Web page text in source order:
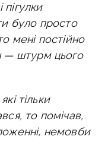
було просто
мені постійно
— штурм цього
тільки
то помічав,
немовби